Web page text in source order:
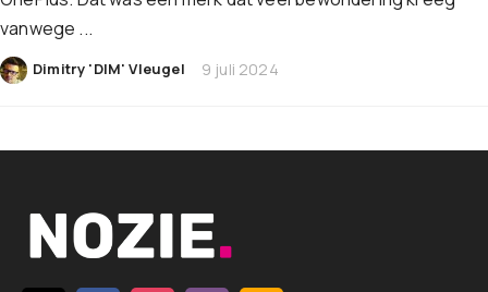
vanwege ...
Dimitry 'DIM' Vleugel 9 juli 2024